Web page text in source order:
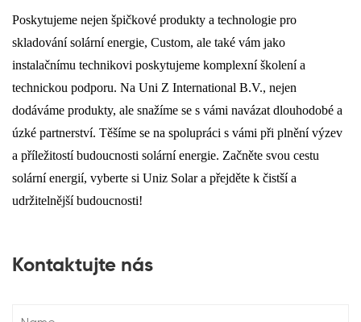
Poskytujeme nejen špičkové produkty a technologie pro
skladování solární energie, Custom, ale také vám jako
instalačnímu technikovi poskytujeme komplexní školení a
technickou podporu. Na Uni Z International B.V., nejen
dodáváme produkty, ale snažíme se s vámi navázat dlouhodobé a
úzké partnerství. Těšíme se na spolupráci s vámi při plnění výzev
a příležitostí budoucnosti solární energie. Začněte svou cestu
solární energií, vyberte si Uniz Solar a přejděte k čistší a
udržitelnější budoucnosti!
Kontaktujte nás